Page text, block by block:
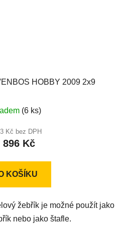
HOBBY 2009 2x9
hodnocení
produktu
je
z
(6 ks)
Kč bez DPH
896 Kč
KOŠÍKU
žebřík je možné použít jako
nebo jako štafle.